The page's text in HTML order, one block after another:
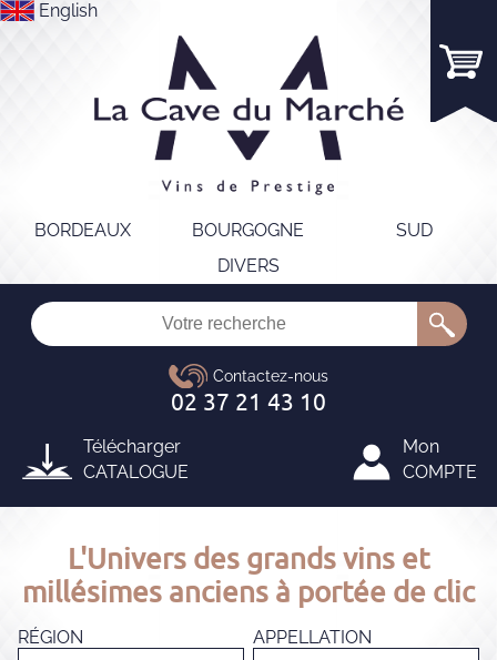
English
BORDEAUX BOURGOGNE
SUD
DIVERS
Télécharger
CATALOGUE
Mon
COMPTE
L'Univers des grands vins et
millésimes anciens à portée de clic
RÉGION APPELLATION